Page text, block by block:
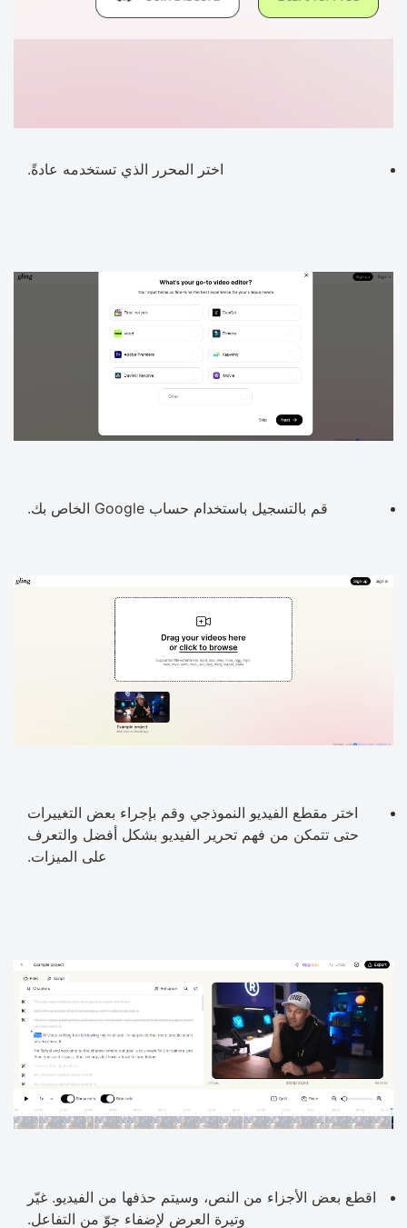
اختر المحرر الذي تستخدمه عادةً.
قم بالتسجيل باستخدام حساب Google الخاص بك.
اختر مقطع الفيديو النموذجي وقم بإجراء بعض التغييرات
حتى تتمكن من فهم تحرير الفيديو بشكل أفضل والتعرف
على الميزات.
اقطع بعض الأجزاء من النص، وسيتم حذفها من الفيديو. غيّر
وتيرة العرض لإضفاء جوّ من التفاعل.